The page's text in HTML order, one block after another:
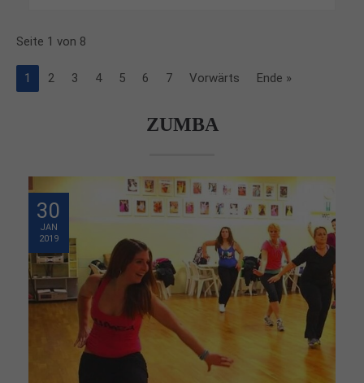
Seite 1 von 8
1 2 3 4 5 6 7 Vorwärts Ende »
ZUMBA
30
JAN
2019